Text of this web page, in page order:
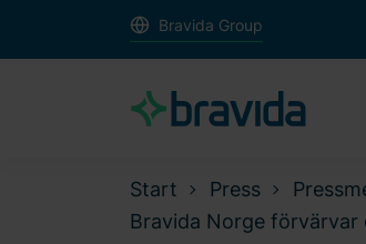
Bravida Group
Start Press
Bravida Norge